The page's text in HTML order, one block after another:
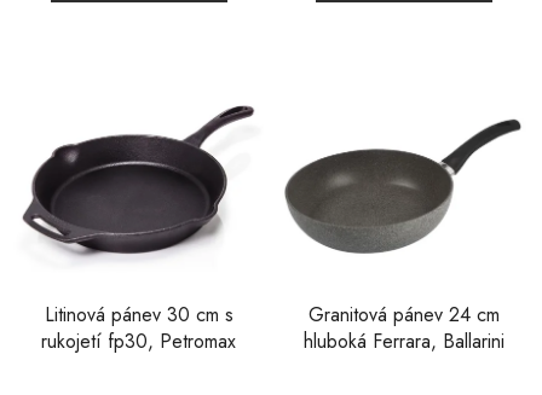
Litinová pánev 30 cm s
rukojetí fp30, Petromax
Granitová pánev 24 cm
hluboká Ferrara, Ballarini